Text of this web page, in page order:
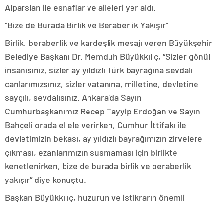
Alparslan ile esnaflar ve aileleri yer aldı.
“Bize de Burada Birlik ve Beraberlik Yakışır”
Birlik, beraberlik ve kardeşlik mesajı veren Büyükşehir
Belediye Başkanı Dr. Memduh Büyükkılıç, “Sizler gönül
insanısınız, sizler ay yıldızlı Türk bayrağına sevdalı
canlarımızsınız, sizler vatanına, milletine, devletine
saygılı, sevdalısınız. Ankara’da Sayın
Cumhurbaşkanımız Recep Tayyip Erdoğan ve Sayın
Bahçeli orada el ele verirken, Cumhur İttifakı ile
devletimizin bekası, ay yıldızlı bayrağımızın zirvelere
çıkması, ezanlarımızın susmaması için birlikte
kenetlenirken, bize de burada birlik ve beraberlik
yakışır” diye konuştu.
Başkan Büyükkılıç, huzurun ve istikrarın önemli